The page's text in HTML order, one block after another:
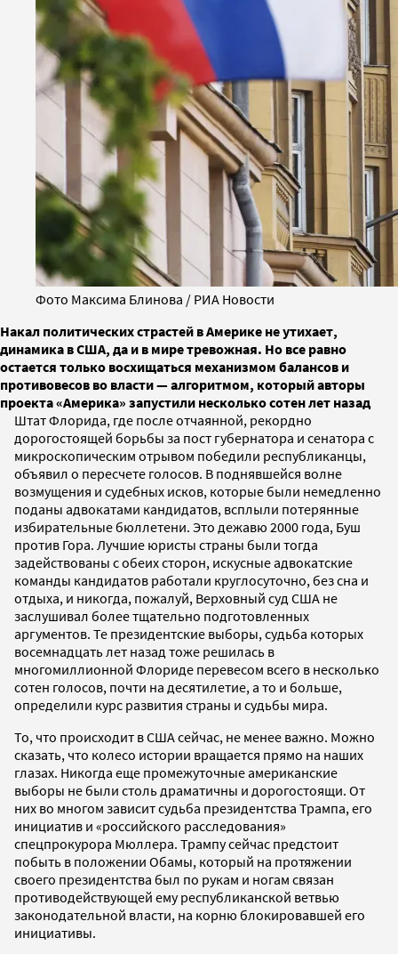
Фото Максима Блинова / РИА Новости
Накал политических страстей в Америке не утихает,
динамика в США, да и в мире тревожная. Но все равно
остается только восхищаться механизмом балансов и
противовесов во власти — алгоритмом, который авторы
проекта «Америка» запустили несколько сотен лет назад
Штат Флорида, где после отчаянной, рекордно
дорогостоящей борьбы за пост губернатора и сенатора с
микроскопическим отрывом победили республиканцы,
объявил о пересчете голосов. В поднявшейся волне
возмущения и судебных исков, которые были немедленно
поданы адвокатами кандидатов, всплыли потерянные
избирательные бюллетени. Это дежавю 2000 года, Буш
против Гора. Лучшие юристы страны были тогда
задействованы с обеих сторон, искусные адвокатские
команды кандидатов работали круглосуточно, без сна и
отдыха, и никогда, пожалуй, Верховный суд США не
заслушивал более тщательно подготовленных
аргументов. Те президентские выборы, судьба которых
восемнадцать лет назад тоже решилась в
многомиллионной Флориде перевесом всего в несколько
сотен голосов, почти на десятилетие, а то и больше,
определили курс развития страны и судьбы мира.
То, что происходит в США сейчас, не менее важно. Можно
сказать, что колесо истории вращается прямо на наших
глазах. Никогда еще промежуточные американские
выборы не были столь драматичны и дорогостоящи. От
них во многом зависит судьба президентства Трампа, его
инициатив и «российского расследования»
спецпрокурора Мюллера. Трампу сейчас предстоит
побыть в положении Обамы, который на протяжении
своего президентства был по рукам и ногам связан
противодействующей ему республиканской ветвью
законодательной власти, на корню блокировавшей его
инициативы.